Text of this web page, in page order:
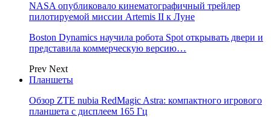
NASA опубликовало кинематографичный трейлер
пилотируемой миссии Artemis II к Луне
Boston Dynamics научила робота Spot открывать двери и
представила коммерческую версию…
Prev Next
Планшеты
Обзор ZTE nubia RedMagic Astra: компактного игрового
планшета с дисплеем 165 Гц